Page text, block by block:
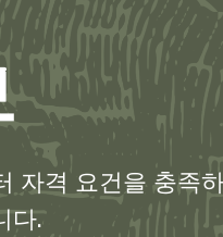
격 요건을 충족
다.